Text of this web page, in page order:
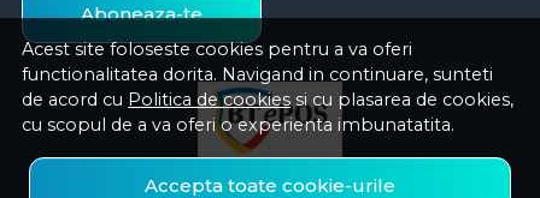
Acest site foloseste cookies pentru a va oferi
functionalitatea dorita. Navigand in continuare, sunteti
de acord cu Politica de cookies si cu plasarea de cookies,
cu scopul de a va oferi o experienta imbunatatita.
Accepta toate cookie-urile
Aboneaza-te